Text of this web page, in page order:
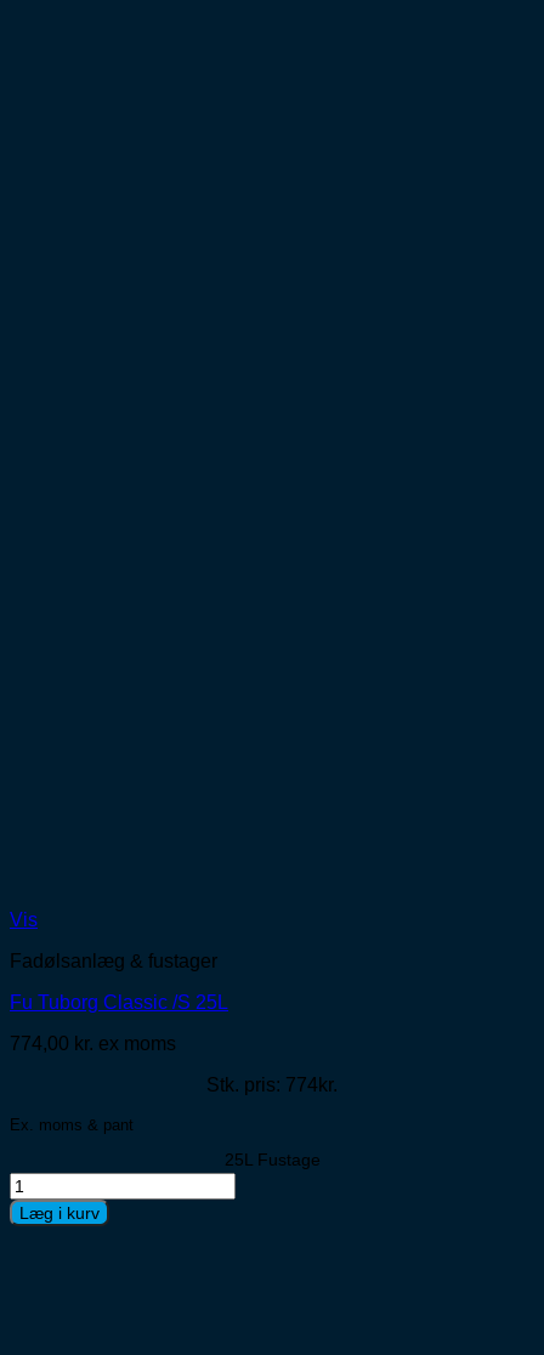
Vis
Fadølsanlæg & fustager
Fu Tuborg Classic /S 25L
774,00 kr. ex moms
Stk. pris: 774kr.
Ex. moms & pant
25L Fustage
Fu
Tuborg
Classic
Læg i kurv